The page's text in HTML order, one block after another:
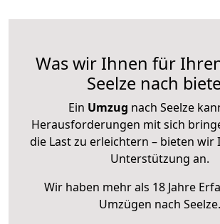
Was wir Ihnen für
Seelze nach
Ein Umzug nach Seelze
Herausforderungen mit sich
die Last zu erleichtern – bieten wir
Unterstützung an.
Wir haben mehr als 18 Jahre
Umzügen nach Seelze.